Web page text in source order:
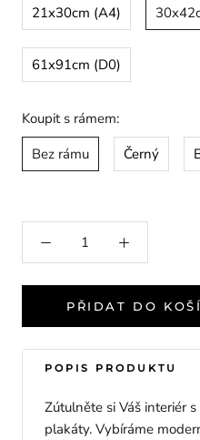
21x30cm (A4)
61x91cm (D0)
Koupit s rámem:
Bez rámu
Černý
PŘIDAT DO
POPIS PRODUKTU
Zútulněte si Váš interiér
plakáty. Vybíráme